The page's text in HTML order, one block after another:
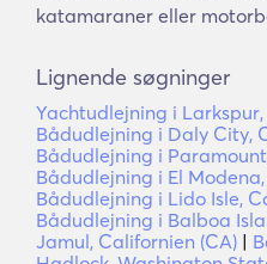
katamaraner eller
Lignende søgninger
Yachtudlejning i
Bådudlejning i Daly City,
Bådudlejning i
Bådudlejning i El
Bådudlejning i Lido Isle,
Bådudlejning i Balboa
Jamul, Californien (CA) |